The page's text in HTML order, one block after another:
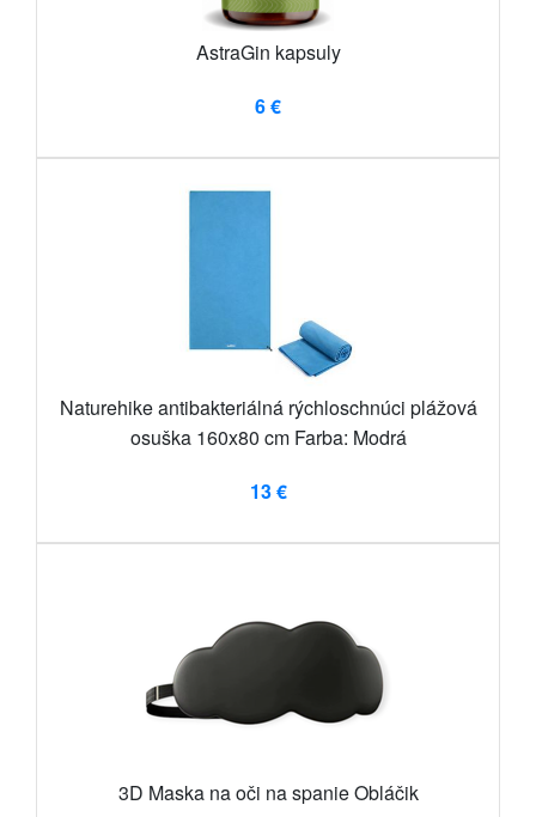
AstraGin kapsuly
6 €
Naturehike antibakteriálná rýchloschnúci plážová
osuška 160x80 cm Farba: Modrá
13 €
3D Maska na oči na spanie Obláčik